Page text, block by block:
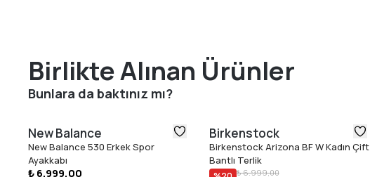
Birlikte Alınan Ürünler
Bunlara da baktınız mı?
New Balance
New Balance 530 Erkek Spor
Ayakkabı
₺ 6.999,00
Birkenstock
Birkenstock Arizona BF W Kadın Çift
Bantlı Terlik
₺ 6.999,00